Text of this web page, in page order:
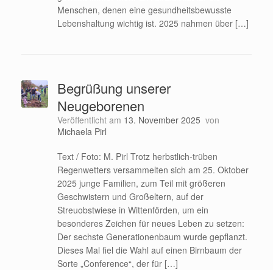
Menschen, denen eine gesundheitsbewusste
Lebenshaltung wichtig ist. 2025 nahmen über […]
Begrüßung unserer
Neugeborenen
Veröffentlicht am 13. November 2025 von
Michaela Pirl
Text / Foto: M. Pirl Trotz herbstlich-trüben
Regenwetters versammelten sich am 25. Oktober
2025 junge Familien, zum Teil mit größeren
Geschwistern und Großeltern, auf der
Streuobstwiese in Wittenförden, um ein
besonderes Zeichen für neues Leben zu setzen:
Der sechste Generationenbaum wurde gepflanzt.
Dieses Mal fiel die Wahl auf einen Birnbaum der
Sorte „Conference“, der für […]